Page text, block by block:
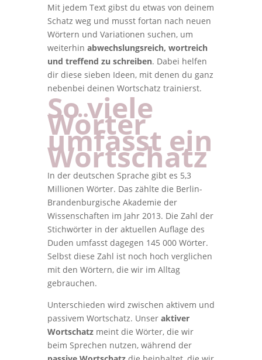
Mit jedem Text gibst du etwas von deinem
Schatz weg und musst fortan nach neuen
Wörtern und Variationen suchen, um
weiterhin abwechslungsreich, wortreich
und treffend zu schreiben. Dabei helfen
dir diese sieben Ideen, mit denen du ganz
nebenbei deinen Wortschatz trainierst.
So viele
Wörter
umfasst ein
Wortschatz
In der deutschen Sprache gibt es 5,3
Millionen Wörter. Das zählte die Berlin-
Brandenburgische Akademie der
Wissenschaften im Jahr 2013. Die Zahl der
Stichwörter in der aktuellen Auflage des
Duden umfasst dagegen 145 000 Wörter.
Selbst diese Zahl ist noch hoch verglichen
mit den Wörtern, die wir im Alltag
gebrauchen.
Unterschieden wird zwischen aktivem und
passivem Wortschatz. Unser aktiver
Wortschatz meint die Wörter, die wir
beim Sprechen nutzen, während der